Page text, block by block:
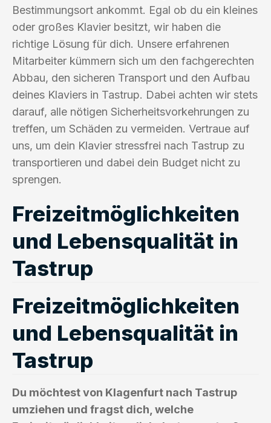
Bestimmungsort ankommt. Egal ob du ein kleines
oder großes Klavier besitzt, wir haben die
richtige Lösung für dich. Unsere erfahrenen
Mitarbeiter kümmern sich um den fachgerechten
Abbau, den sicheren Transport und den Aufbau
deines Klaviers in Tastrup. Dabei achten wir stets
darauf, alle nötigen Sicherheitsvorkehrungen zu
treffen, um Schäden zu vermeiden. Vertraue auf
uns, um dein Klavier stressfrei nach Tastrup zu
transportieren und dabei dein Budget nicht zu
sprengen.
Freizeitmöglichkeiten
und Lebensqualität in
Tastrup
Freizeitmöglichkeiten
und Lebensqualität in
Tastrup
Du möchtest von Klagenfurt nach Tastrup
umziehen und fragst dich, welche